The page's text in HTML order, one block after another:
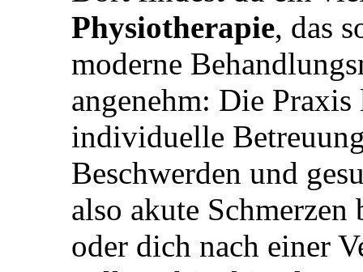
Physiotherapie, das
moderne
angenehm: Die
individuelle
Beschwerden und
also akute
oder dich nach einer